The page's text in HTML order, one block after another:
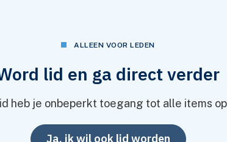
ALLEEN VOOR LEDEN
lid en ga direct verder
heb je onbeperkt toegang tot alle items
Ja, ik wil ook lid worden